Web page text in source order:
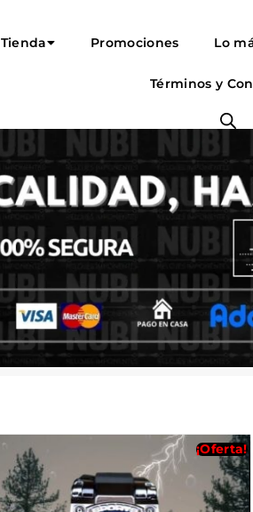
Tienda Promociones Lo
Términos y
¡Oferta!